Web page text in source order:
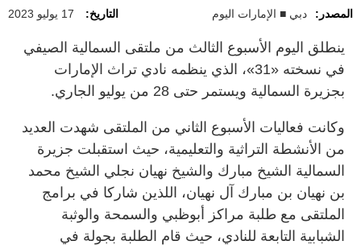
المصدر: دبي ■ الإمارات اليوم التاريخ: 17 يوليو 2023
ينطلق اليوم الأسبوع الثالث من ملتقى السمالية الصيفي
في نسخته «31»، الذي ينظمه نادي تراث الإمارات
بجزيرة السمالية ويستمر حتى 28 من يوليو الجاري.
وكانت فعاليات الأسبوع الثاني من الملتقى شهدت العديد
من الأنشطة التراثية والتعليمية، حيث استقبلت جزيرة
السمالية الشيخ مبارك والشيخ نهيان نجلي الشيخ محمد
بن نهيان بن مبارك آل نهيان، اللذين شاركا في برامج
الملتقى مع طلبة مراكز أبوظبي والسمحة والوثبة
الشبابية التابعة للنادي، حيث قام الطلبة بجولة في